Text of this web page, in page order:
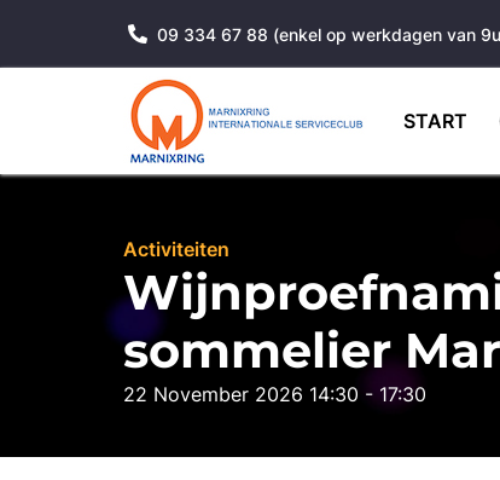
09 334 67 88 (enkel op werkdagen van
START
Activiteiten
sommelier
22 November 2026 14:30 - 17:30